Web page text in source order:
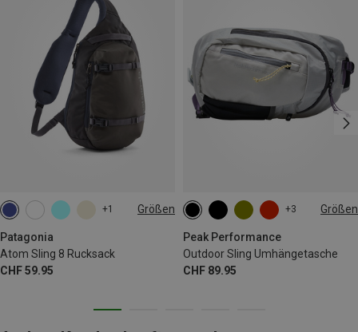
+1 Größen
Patagonia
Atom Sling 8 Rucksack
CHF 59.95
8L
+3 Größen
Peak Performance
Outdoor Sling Umhängetasche
CHF 89.95
4.5L